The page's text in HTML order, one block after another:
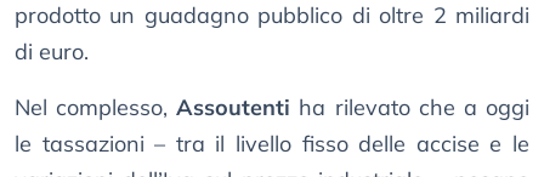
prodotto un guadagno pubblico di oltre 2 miliardi
di euro.
Nel complesso,Assoutenti ha rilevato che a oggi
le tassazioni – tra il livello fisso delle accise e le